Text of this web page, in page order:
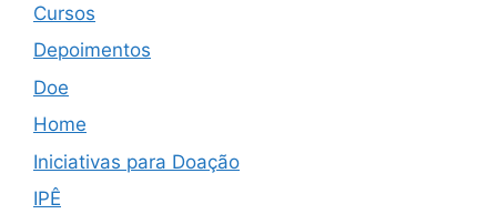
Cursos
Depoimentos
Doe
Home
Iniciativas para Doação
IPÊ